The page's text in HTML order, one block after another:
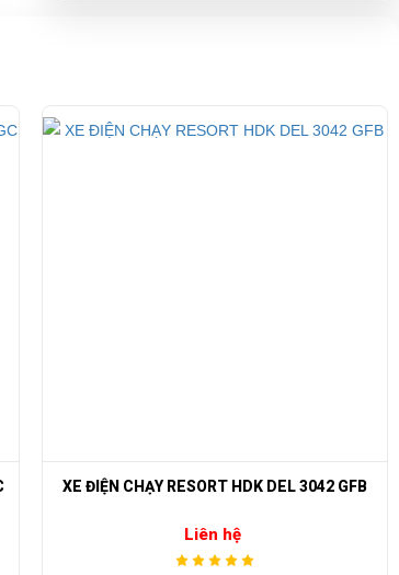
XE BUS ĐIỆN CỔ 8 CHỖ LVTONG LT S8.FA
Liên hệ